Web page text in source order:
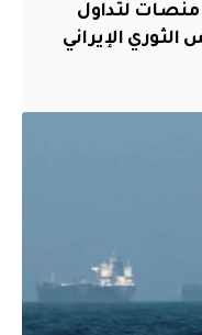
منصات لتداول
الإيراني